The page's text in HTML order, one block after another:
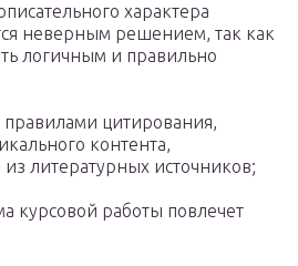
характера
неверным решением, так как
логичным и правильно
цитирования,
контента,
литературных источников;
курсовой работы повлечет